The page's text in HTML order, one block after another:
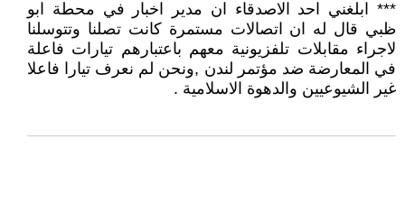
*** ابلغني احد الاصدقاء ان مدير اخبار في محطة ابو
ظبي قال له ان اتصالات مستمرة كانت تصلنا وتتوسلنا
لاجراء مقابلات تلفزيونية معهم باعتبارهم تيارات فاعلة
في المعارضة ضد مؤتمر لندن ,ونحن لم نعرف تيارا فاعلا
غير الشيوعيين والدهوة الاسلامية .